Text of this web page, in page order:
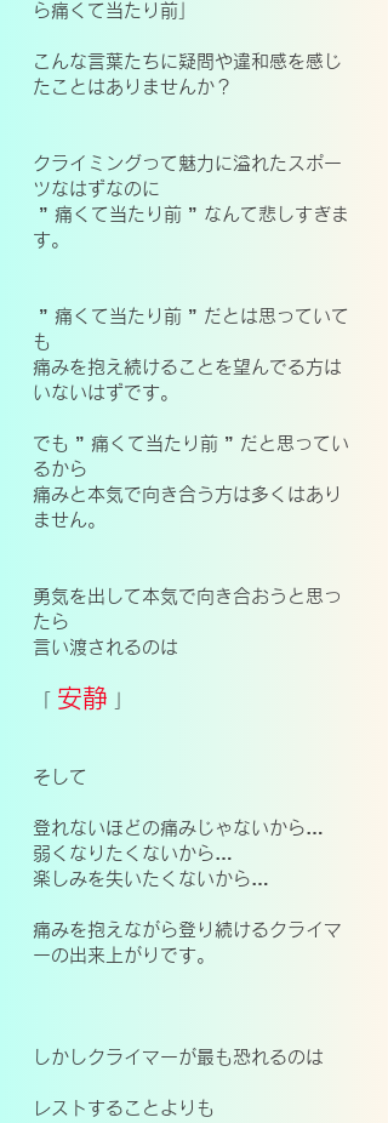
ら痛くて当たり前」
こんな言葉たちに疑問や違和感を感じ
たことはありませんか？
クライミングって魅力に溢れたスポー
ツなはずなのに
” 痛くて当たり前 ” なんて悲しすぎま
す。
” 痛くて当たり前 ” だとは思っていて
も
痛みを抱え続けることを望んでる方は
いないはずです。
でも ” 痛くて当たり前 ” だと思ってい
るから
痛みと本気で向き合う方は多くはあり
ません。
勇気を出して本気で向き合おうと思っ
たら
言い渡されるのは
安静
そして
登れないほどの痛みじゃないから…
弱くなりたくないから…
楽しみを失いたくないから…
痛みを抱えながら登り続けるクライマ
ーの出来上がりです。
しかしクライマーが最も恐れるのは
レストすることよりも